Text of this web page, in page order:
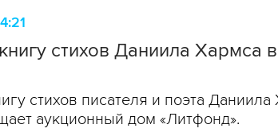
стихов Даниила Хармса
стихов писателя и поэта
аукционный дом «Литфонд».